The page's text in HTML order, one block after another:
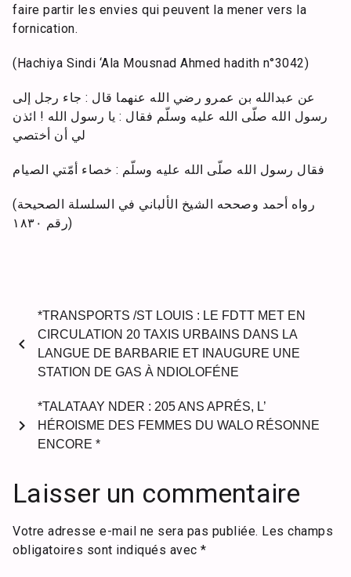
faire partir les envies qui peuvent la mener vers la
fornication.
(Hachiya Sindi ‘Ala Mousnad Ahmed hadith n°3042)
عن عبدالله بن عمرو رضي الله عنهما قال : جاء رجل إلى
رسول الله صلّى الله عليه وسلّم فقال : يا رسول الله ! ائذن
لي أن أختصي
فقال رسول الله صلّى الله عليه وسلّم : خصاء أمّتي الصيام
(رواه أحمد وصححه الشيخ الألباني في السلسلة الصحيحة
رقم ١٨٣٠)
chevron_left
*TRANSPORTS /ST LOUIS : LE FDTT MET EN
CIRCULATION 20 TAXIS URBAINS DANS LA
LANGUE DE BARBARIE ET INAUGURE UNE
STATION DE GAS À NDIOLOFÉNE
*TALATAAY NDER : 205 ANS APRÉS, L’
HÉROISME DES FEMMES DU WALO RÉSONNE
ENCORE *
chevron_right
Laisser un commentaire
Votre adresse e-mail ne sera pas publiée. Les champs
obligatoires sont indiqués avec *